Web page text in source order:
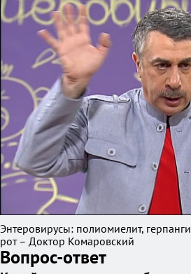
Энтеровирусы: полиомиелит,
рот – Доктор Комаровский
Вопрос-ответ